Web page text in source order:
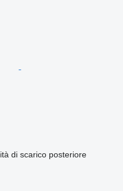
di scarico posteriore